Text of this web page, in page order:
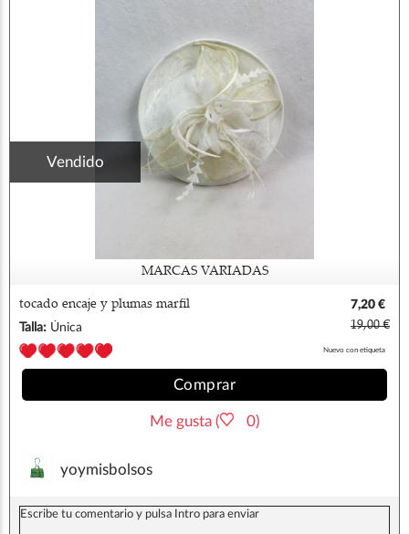
Vendido
MARCAS VARIADAS
tocado encaje y plumas marfil
7,20 €
Talla: Única 19,00 €
Nuevo con etiqueta
Comprar
Me gusta ( 0)
yoymisbolsos